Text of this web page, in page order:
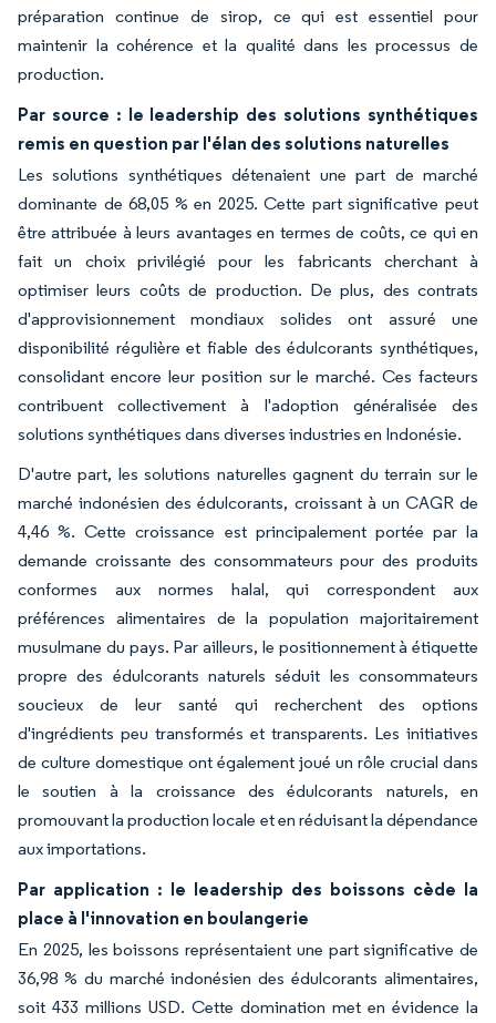
préparation continue de sirop, ce qui est essentiel pour
maintenir la cohérence et la qualité dans les processus de
production.
Par source : le leadership des solutions synthétiques
remis en question par l'élan des solutions naturelles
Les solutions synthétiques détenaient une part de marché
dominante de 68,05 % en 2025. Cette part significative peut
être attribuée à leurs avantages en termes de coûts, ce qui en
fait un choix privilégié pour les fabricants cherchant à
optimiser leurs coûts de production. De plus, des contrats
d'approvisionnement mondiaux solides ont assuré une
disponibilité régulière et fiable des édulcorants synthétiques,
consolidant encore leur position sur le marché. Ces facteurs
contribuent collectivement à l'adoption généralisée des
solutions synthétiques dans diverses industries en Indonésie.
D'autre part, les solutions naturelles gagnent du terrain sur le
marché indonésien des édulcorants, croissant à un CAGR de
4,46 %. Cette croissance est principalement portée par la
demande croissante des consommateurs pour des produits
conformes aux normes halal, qui correspondent aux
préférences alimentaires de la population majoritairement
musulmane du pays. Par ailleurs, le positionnement à étiquette
propre des édulcorants naturels séduit les consommateurs
soucieux de leur santé qui recherchent des options
d'ingrédients peu transformés et transparents. Les initiatives
de culture domestique ont également joué un rôle crucial dans
le soutien à la croissance des édulcorants naturels, en
promouvant la production locale et en réduisant la dépendance
aux importations.
Par application : le leadership des boissons cède la
place à l'innovation en boulangerie
En 2025, les boissons représentaient une part significative de
36,98 % du marché indonésien des édulcorants alimentaires,
soit 433 millions USD. Cette domination met en évidence la